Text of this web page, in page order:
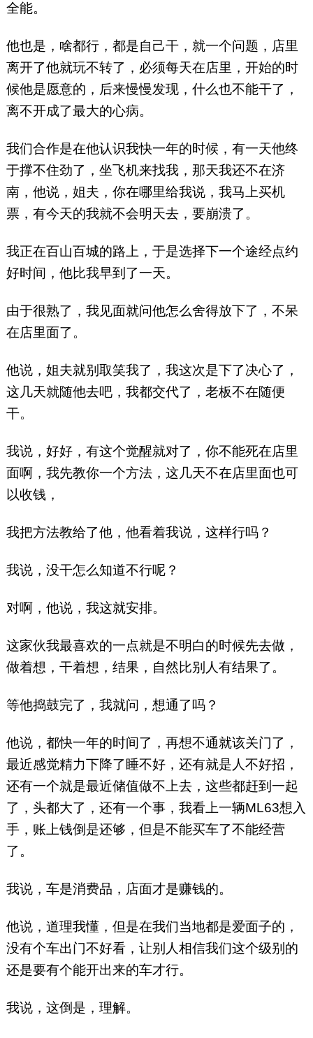
全能。
他也是，啥都行，都是自己干，就一个问题，店里
离开了他就玩不转了，必须每天在店里，开始的时
候他是愿意的，后来慢慢发现，什么也不能干了，
离不开成了最大的心病。
我们合作是在他认识我快一年的时候，有一天他终
于撑不住劲了，坐飞机来找我，那天我还不在济
南，他说，姐夫，你在哪里给我说，我马上买机
票，有今天的我就不会明天去，要崩溃了。
我正在百山百城的路上，于是选择下一个途经点约
好时间，他比我早到了一天。
由于很熟了，我见面就问他怎么舍得放下了，不呆
在店里面了。
他说，姐夫就别取笑我了，我这次是下了决心了，
这几天就随他去吧，我都交代了，老板不在随便
干。
我说，好好，有这个觉醒就对了，你不能死在店里
面啊，我先教你一个方法，这几天不在店里面也可
以收钱，
我把方法教给了他，他看着我说，这样行吗？
我说，没干怎么知道不行呢？
对啊，他说，我这就安排。
这家伙我最喜欢的一点就是不明白的时候先去做，
做着想，干着想，结果，自然比别人有结果了。
等他捣鼓完了，我就问，想通了吗？
他说，都快一年的时间了，再想不通就该关门了，
最近感觉精力下降了睡不好，还有就是人不好招，
还有一个就是最近储值做不上去，这些都赶到一起
了，头都大了，还有一个事，我看上一辆ML63想入
手，账上钱倒是还够，但是不能买车了不能经营
了。
我说，车是消费品，店面才是赚钱的。
他说，道理我懂，但是在我们当地都是爱面子的，
没有个车出门不好看，让别人相信我们这个级别的
还是要有个能开出来的车才行。
我说，这倒是，理解。